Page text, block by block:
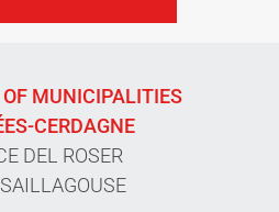
OF MUNICIPALITIES
CERDAGNE
DEL ROSER